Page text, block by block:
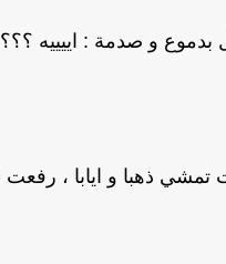
بدموع و صدمة : اييييه ؟؟؟
ذهبا و ايابا ، رفعت